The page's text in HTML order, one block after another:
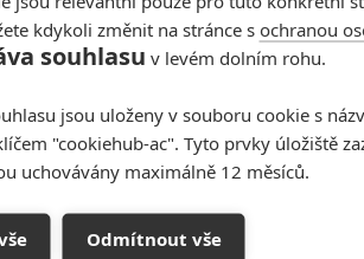
se smrtelně zraněným Maximem, který z
zavražděnou rodinu a ještě před jistou
takhle na dálku silně zapůsobil, což by se
má být v pokračování novým
Keoghan, Connie Nielsen, Joseph
poslední verzi scénáře napsal David
2024.
kdykoli změnit na stránce s ochranou
souhlasu v levém dolním rohu.
jsou uloženy v souboru cookie s
"cookiehub-ac". Tyto prvky úložiště
uchovávány maximálně 12 měsíců.
Odmítnout vše